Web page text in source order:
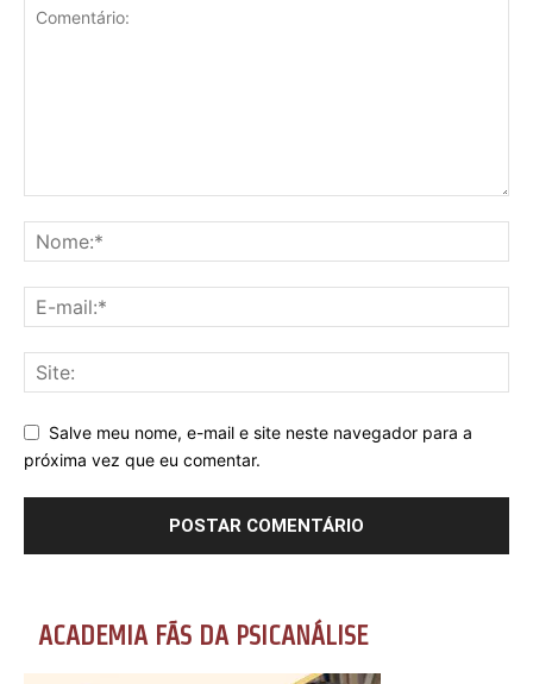
Salve meu nome, e-mail e site neste navegador para a
próxima vez que eu comentar.
ACADEMIA FÃS DA PSICANÁLISE